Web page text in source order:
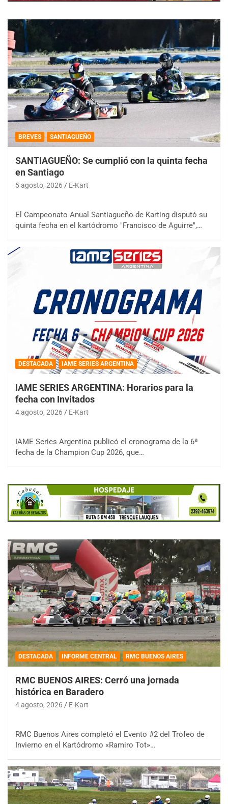
BREVES SANTIAGUEÑO
SANTIAGUEÑO: Se cumplió con la quinta fecha
en Santiago
5 agosto, 2026 E-Kart
El Campeonato Anual Santiagueño de Karting disputó su
quinta fecha en el kartódromo "Francisco de Aguirre",…
DESTACADA IAME SERIES ARGENTINA
IAME SERIES ARGENTINA: Horarios para la
fecha con Invitados
4 agosto, 2026 E-Kart
IAME Series Argentina publicó el cronograma de la 6ª
fecha de la Champion Cup 2026, que…
DESTACADA INFORME CENTRAL RMC BUENOS AIRES
RMC BUENOS AIRES: Cerró una jornada
histórica en Baradero
4 agosto, 2026 E-Kart
RMC Buenos Aires completó el Evento #2 del Trofeo de
Invierno en el Kartódromo «Ramiro Tot»…